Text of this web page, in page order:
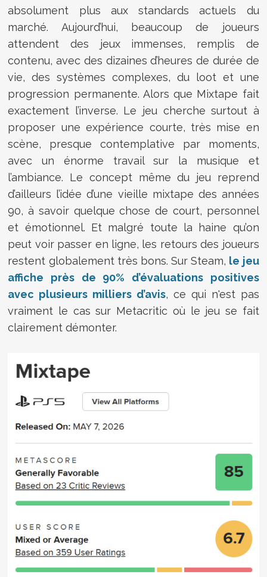
absolument plus aux standards actuels du
marché. Aujourd’hui, beaucoup de joueurs
attendent des jeux immenses, remplis de
contenu, avec des dizaines d’heures de durée de
vie, des systèmes complexes, du loot et une
progression permanente. Alors que Mixtape fait
exactement l’inverse. Le jeu cherche surtout à
proposer une expérience courte, très mise en
scène, presque contemplative par moments,
avec un énorme travail sur la musique et
l’ambiance. Le concept même du jeu reprend
d’ailleurs l’idée d’une vieille mixtape des années
90, à savoir quelque chose de court, personnel
et émotionnel. Et malgré toute la haine qu’on
peut voir passer en ligne, les retours des joueurs
restent globalement très bons. SurSteam, le jeu
affiche près de 90% d’évaluations positives
avec plusieurs milliers d’avis, ce qui n'est pas
vraiment le cas sur Metacritic où le jeu se fait
clairement démonter.